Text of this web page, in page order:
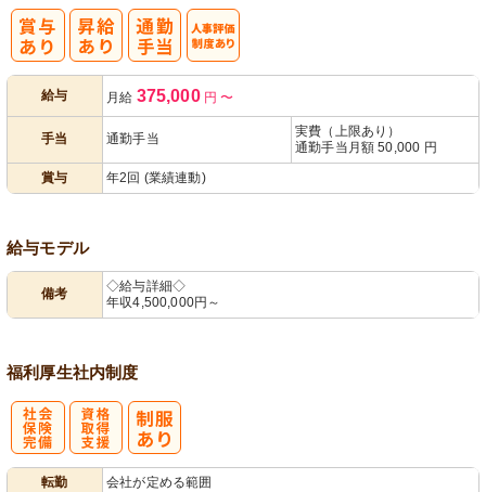
給与 月給 375,000円〜
手当 通勤手当
実費（上限あり）
通勤手当月額 50,000 円
賞与
年2回 (業績連動)
給与モデル
備考
◇給与詳細◇
年収4,500,000円～
福利厚生社内制度
転勤
会社が定める範囲